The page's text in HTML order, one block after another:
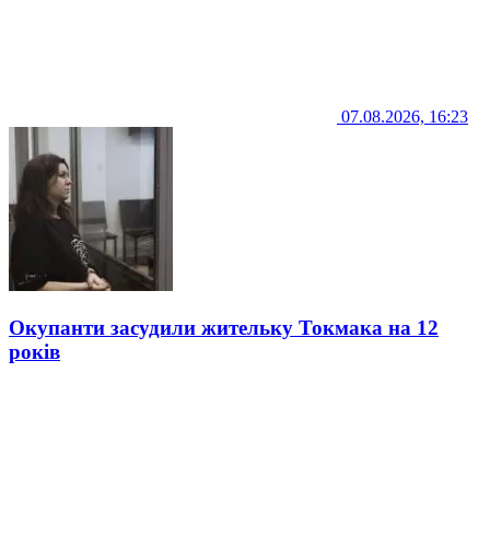
07.08.2026, 16:23
Окупанти засудили жительку Токмака на 12
років